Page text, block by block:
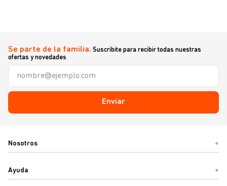
Se parte de la familia. Suscribite para recibir todas nuestras
ofertas y novedades
Enviar
Nosotros +
Ayuda +